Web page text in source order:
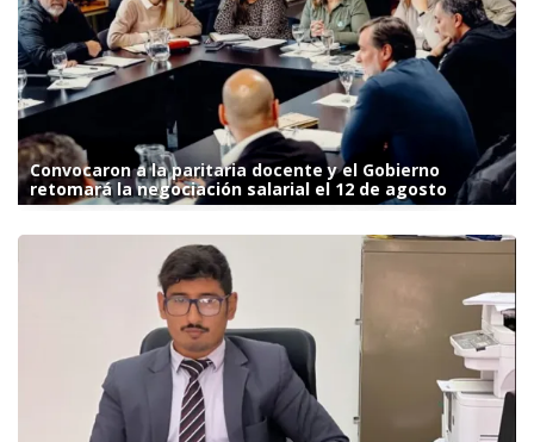
Convocaron a la paritaria docente y el Gobierno
retomará la negociación salarial el 12 de agosto